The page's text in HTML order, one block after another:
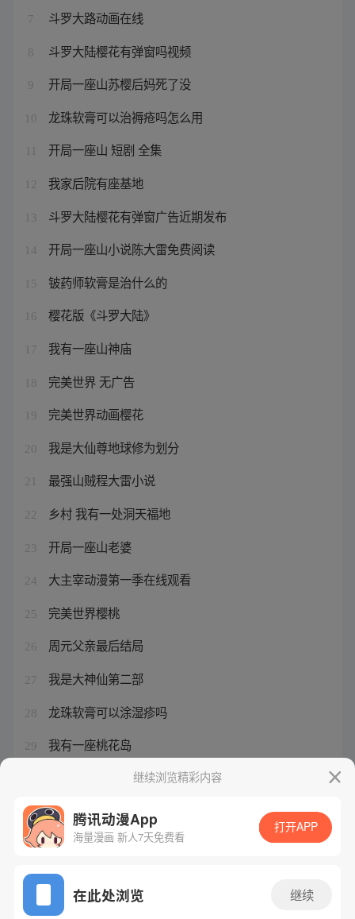
7 斗罗大路动画在线
8 斗罗大陆樱花有弹窗吗视频
9 开局一座山苏樱后妈死了没
10 龙珠软膏可以治褥疮吗怎么用
开局一座山 短剧 全集
12 我家后院有座基地
13 斗罗大陆樱花有弹窗广告近期发布
14 开局一座山小说陈大雷免费阅读
15 铍药师软膏是治什么的
16 樱花版《斗罗大陆》
17 我有一座山神庙
18 完美世界 无广告
19 完美世界动画樱花
20 我是大仙尊地球修为划分
21 最强山贼程大雷小说
22 乡村 我有一处洞天福地
23 开局一座山老婆
24 大主宰动漫第一季在线观看
25 完美世界樱桃
26 周元父亲最后结局
27 我是大神仙第二部
28 龙珠软膏可以涂湿疹吗
29 我有一座桃花岛
我是大神仙第二季16集继续浏览精彩内容
腾讯动漫App
海量漫画 新人7天免费看
打开APP
在此处浏览 继续
网站备案/许可证号：粤B2-20090059-5
Copyright©1998 - 2026 Tencent. All Rights Reserved